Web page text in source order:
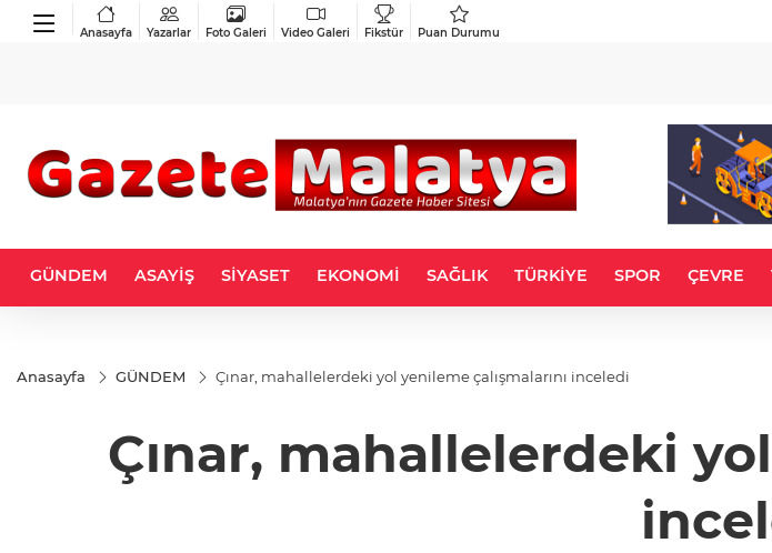
Anasayfa Yazarlar Foto Galeri Video Galeri Fikstür Puan Durumu
GÜNDEM ASAYİŞ SİYASET EKONOMİ SAĞLIK TÜRKİYE SPOR ÇEVRE
Anasayfa GÜNDEM Çınar, mahallelerdeki yol yenileme çalışmalarını inceledi
Çınar, mahallelerdeki